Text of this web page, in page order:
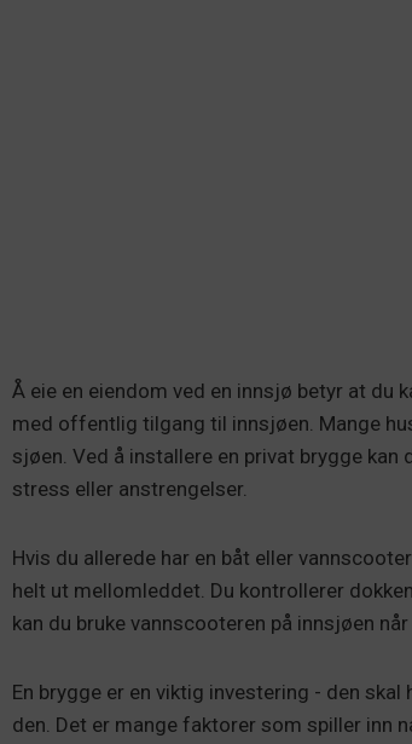
Å eie en eiendom ved en innsjø betyr at du
med offentlig tilgang til innsjøen. Mange
sjøen. Ved å installere en privat brygge
stress eller anstrengelser.
Hvis du allerede har en båt eller
helt ut mellomleddet. Du kontrollerer
kan du bruke vannscooteren på innsjøen
En brygge er en viktig investering - den
den. Det er mange faktorer som spiller inn